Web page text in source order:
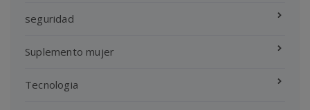
seguridad
Suplemento mujer
Tecnologia